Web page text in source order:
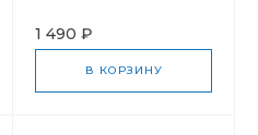
1 490 ₽
В КОРЗИНУ